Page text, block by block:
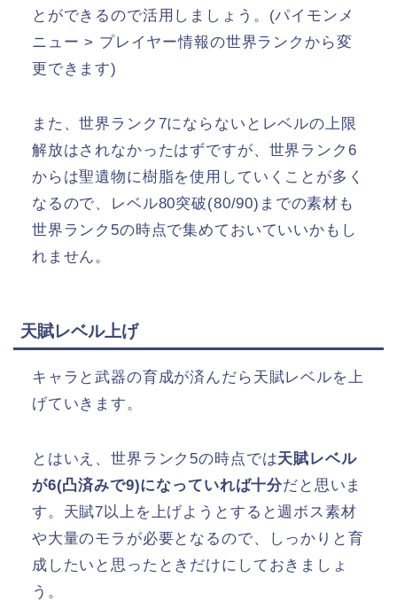
とができるので活用しましょう。(パイモンメ
ニュー > プレイヤー情報の世界ランクから変
更できます)
また、世界ランク7にならないとレベルの上限
解放はされなかったはずですが、世界ランク6
からは聖遺物に樹脂を使用していくことが多く
なるので、レベル80突破(80/90)までの素材も
世界ランク5の時点で集めておいていいかもし
れません。
天賦レベル上げ
キャラと武器の育成が済んだら天賦レベルを上
げていきます。
とはいえ、世界ランク5の時点では天賦レベル
が6(凸済みで9)になっていれば十分だと思いま
す。天賦7以上を上げようとすると週ボス素材
や大量のモラが必要となるので、しっかりと育
成したいと思ったときだけにしておきましょ
う。